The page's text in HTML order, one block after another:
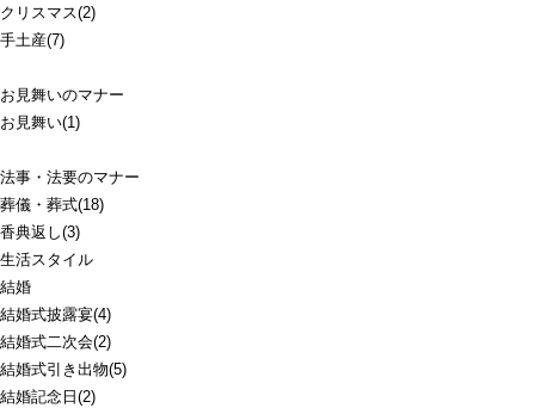
クリスマス(2)
手土産(7)
お見舞いのマナー
お見舞い(1)
法事・法要のマナー
葬儀・葬式(18)
香典返し(3)
生活スタイル
結婚
結婚式披露宴(4)
結婚式二次会(2)
結婚式引き出物(5)
結婚記念日(2)